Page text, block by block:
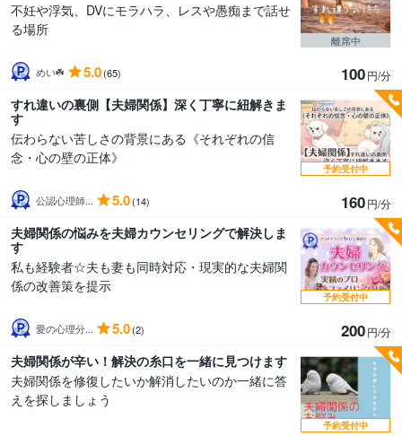
不妊や浮気、DVにモラハラ、レスや愚痴まで話せ
る場所
めい☘️ 5.0(65) 100円/分
離席中
すれ違いの裏側【夫婦関係】深く丁寧に紐解きま
す
伝わらない苦しさの背景にある《それぞれの信
念・心の壁の正体》
公認心理師... 5.0(14) 160円/分
予約受付中
夫婦関係の悩みを夫婦カウンセリングで解決しま
す
私も経験者☆夫も妻も同時対応・現実的な夫婦関
係の改善策を提示
愛の心理分... 5.0(2) 200円/分
予約受付中
夫婦関係が辛い！解決の糸口を一緒に見つけます
夫婦関係を修復したいか解消したいのか一緒に答
えを探しましょう
予約受付中